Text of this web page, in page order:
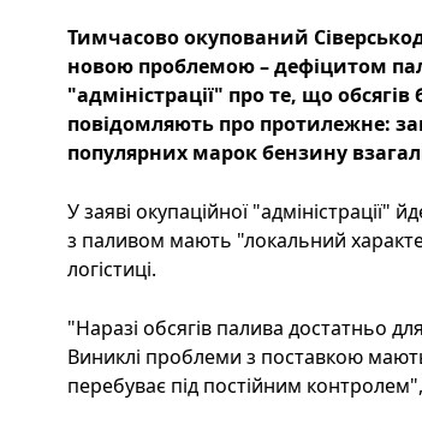
Тимчасово окупований
новою проблемою – дефіцитом
"адміністрації" про те, що
повідомляють про протилежне:
популярних марок бензину
У заяві окупаційної "адміністрації"
з паливом мають "локальний
логістиці.
"Наразі обсягів палива достатньо
Виниклі проблеми з поставкою
перебуває під постійним